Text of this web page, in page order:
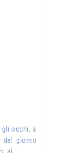
occhi, a
del giorno